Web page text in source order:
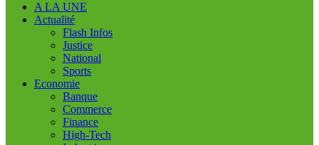
A LA UNE
Actualité
Flash Infos
Justice
National
Sports
Economie
Banque
Commerce
Finance
High-Tech